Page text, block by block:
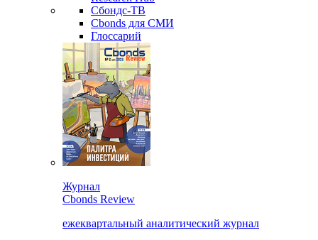
Сбондс-ТВ
Cbonds для СМИ
Глоссарий
Журнал
Cbonds Review
ежеквартальный аналитический журнал